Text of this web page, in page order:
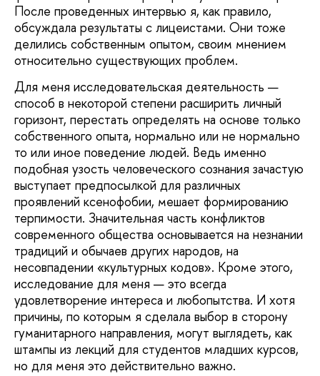
После проведенных интервью я, как правило,
обсуждала результаты с лицеистами. Они тоже
делились собственным опытом, своим мнением
относительно существующих проблем.
Для меня исследовательская деятельность —
способ в некоторой степени расширить личный
горизонт, перестать определять на основе только
собственного опыта, нормально или не нормально
то или иное поведение людей. Ведь именно
подобная узость человеческого сознания зачастую
выступает предпосылкой для различных
проявлений ксенофобии, мешает формированию
терпимости. Значительная часть конфликтов
современного общества основывается на незнании
традиций и обычаев других народов, на
несовпадении «культурных кодов». Кроме этого,
исследование для меня — это всегда
удовлетворение интереса и любопытства. И хотя
причины, по которым я сделала выбор в сторону
гуманитарного направления, могут выглядеть, как
штампы из лекций для студентов младших курсов,
но для меня это действительно важно.